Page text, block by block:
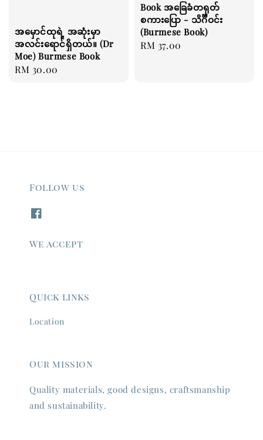
အမှောင်ထုရဲ့ အဆုံးမှာ
အလင်းရောင်ရှိတယ်။ (Dr
Moe) Burmese Book
Regular
RM 30.00
Book အခြေခံတရုတ်
စကားပြော - သိင်္ဂီဝင်း
(Burmese Book)
Regular
RM 37.00
Follow us
We accept
Quick links
Location
Our mission
Quality materials, good designs, craftsmanship
and sustainability.